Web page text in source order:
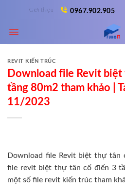
content
Giới thiệu 0967.902.905
REVIT KIẾN TRÚC
Download file Revit
tầng 80m2 tham khảo |
11/2023
Download file Revit biệt thự tân
file revit biệt thự tân cổ điển 3
một số file revit kiến trúc tham